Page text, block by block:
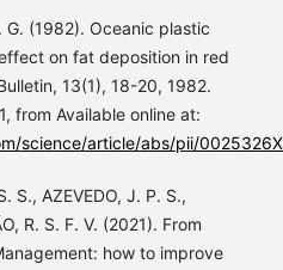
G. (1982). Oceanic plastic
on fat deposition in red
13(1), 18-20, 1982.
from Available online at:
science/article/abs/pii/
S., AZEVEDO, J. P. S.,
R. S. F. V. (2021). From
how to improve